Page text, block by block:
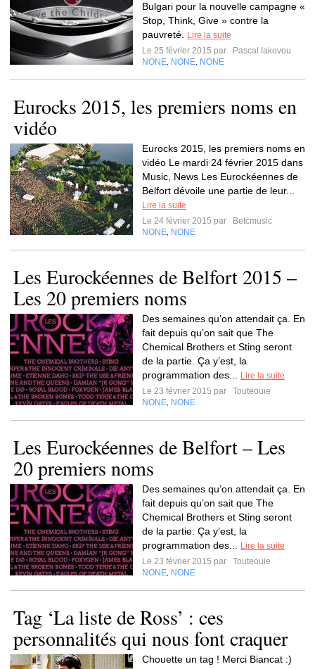
Bulgari pour la nouvelle campagne «
Stop, Think, Give » contre la
pauvreté.
Lire la suite
Le 25 février 2015 par
Pascal Iakovou
NONE NONE NONE
Eurocks 2015, les premiers noms en
vidéo
Eurocks 2015, les premiers noms en
vidéo Le mardi 24 février 2015 dans
Music, News Les Eurockéennes de
Belfort dévoile une partie de leur...
Lire la suite
Le 24 février 2015 par
Betcmusic
NONE NONE
Les Eurockéennes de Belfort 2015 –
Les 20 premiers noms
Des semaines qu’on attendait ça. En
fait depuis qu’on sait que The
Chemical Brothers et Sting seront
de la partie. Ça y’est, la
programmation des...
Lire la suite
Le 23 février 2015 par
Touteouie
NONE NONE
Les Eurockéennes de Belfort – Les
20 premiers noms
Des semaines qu’on attendait ça. En
fait depuis qu’on sait que The
Chemical Brothers et Sting seront
de la partie. Ça y’est, la
programmation des...
Lire la suite
Le 23 février 2015 par
Touteouie
NONE NONE
Tag ‘La liste de Ross’ : ces
personnalités qui nous font craquer
Chouette un tag ! Merci Biancat :)